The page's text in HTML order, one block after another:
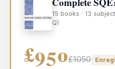
15 books · 13
Q)
£950£1050